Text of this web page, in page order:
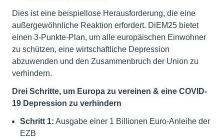
Dies ist eine beispiellose Herausforderung, die eine
außergewöhnliche Reaktion erfordert. DiEM25 bietet
einen 3-Punkte-Plan, um alle europäischen Einwohner
zu schützen, eine wirtschaftliche Depression
abzuwenden und den Zusammenbruch der Union zu
verhindern.
Drei Schritte, um Europa zu vereinen & eine COVID-
19 Depression zu verhindern
Schritt 1: Ausgabe einer 1 Billionen Euro-Anleihe der
EZB